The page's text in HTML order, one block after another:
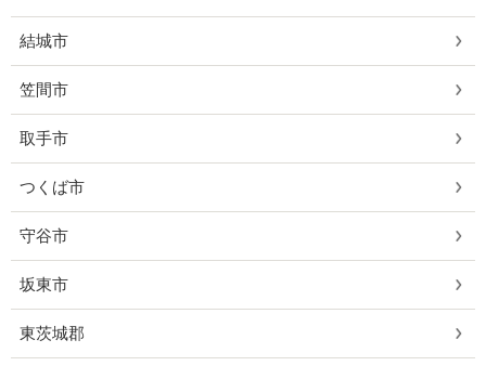
結城市
笠間市
取手市
つくば市
守谷市
坂東市
東茨城郡